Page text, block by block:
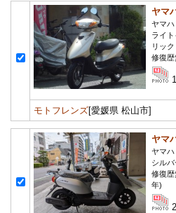
ヤマ
ヤマハ
ライ
リック
修復
モトフレンズ[愛媛県 松山市]
ヤマ
ヤマハ
シルバ
修復歴
年)